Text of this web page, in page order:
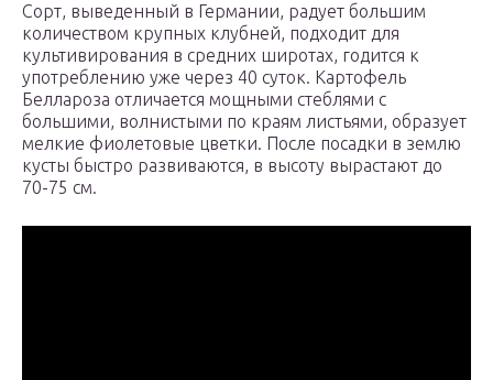
Сорт, выведенный в Германии, радует большим
количеством крупных клубней, подходит для
культивирования в средних широтах, годится к
употреблению уже через 40 суток. Картофель
Беллароза отличается мощными стеблями с
большими, волнистыми по краям листьями, образует
мелкие фиолетовые цветки. После посадки в землю
кусты быстро развиваются, в высоту вырастают до
70-75 см.